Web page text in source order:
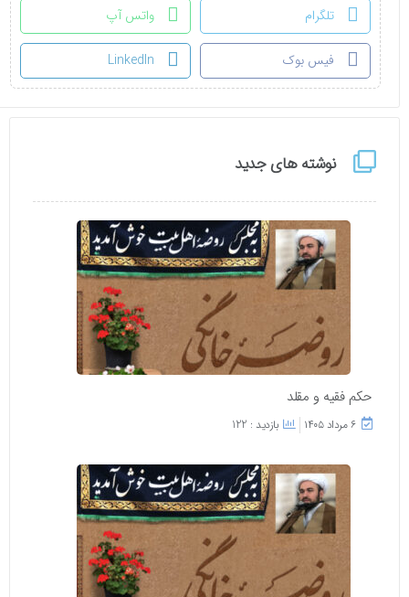
نوشته های جدید
حکم فقیه و مقلد
۶ مرداد ۱۴۰۵ بازدید : 122
تلگرام
واتس آپ
فیس بوک LinkedIn